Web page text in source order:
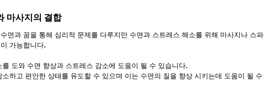
마사지의 결합
면과 꿈을 통해 심리적 문제를 다루지만 수면과 스트레스 해소를 위해 마사지나 스파
가능합니다.
도와 수면 향상과 스트레스 감소에 도움이 될 수 있습니다.
하고 편안한 상태를 유도할 수 있으며 이는 수면의 질을 향상 시키는데 도움이 될 수